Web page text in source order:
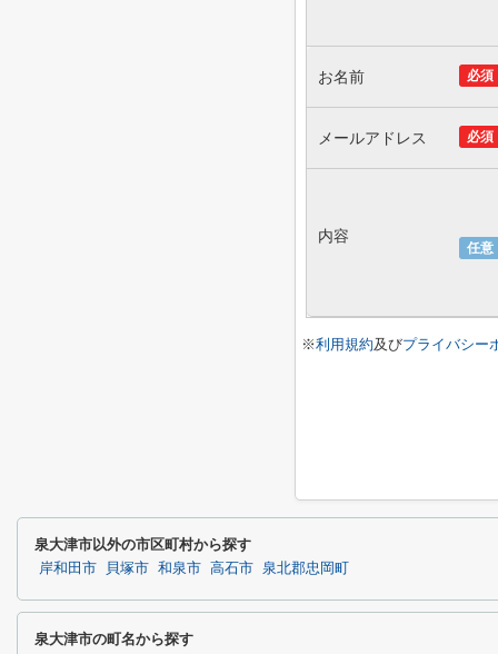
必須
お名前
必須
メールアドレス
任意
内容
※利用規約及びプライバシー
泉大津市以外の市区町村から探す
岸和田市 貝塚市 和泉市 高石市 泉北郡忠岡町
泉大津市の町名から探す